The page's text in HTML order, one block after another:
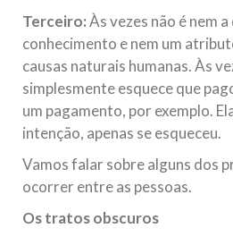
Terceiro:Às vezes não é nem
conhecimento e nem um
causas naturais humanas. Às
simplesmente esquece que
um pagamento, por exemplo.
intenção, apenas se esqueceu.
Vamos falar sobre alguns dos
ocorrer entre as pessoas.
Os tratos obscuros